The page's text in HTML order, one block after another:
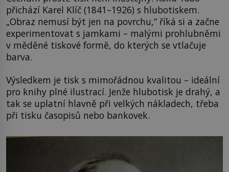
přichází Karel Klíč (1841–1926) s hlubotiskem.
„Obraz nemusí být jen na povrchu,“ říká si a začne
experimentovat s jamkami – malými prohlubněmi
v měděné tiskové formě, do kterých se vtlačuje
barva.
Výsledkem je tisk s mimořádnou kvalitou – ideální
pro knihy plné ilustrací. Jenže hlubotisk je drahý, a
tak se uplatní hlavně při velkých nákladech, třeba
při tisku časopisů nebo bankovek.